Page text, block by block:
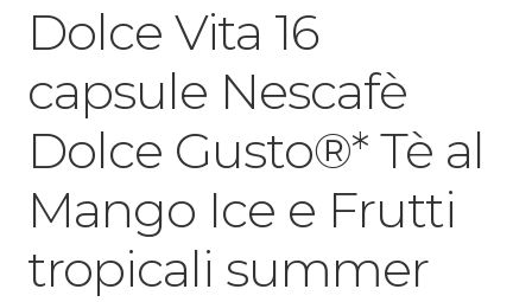
Dolce Vita 16
capsule Nescafè
Dolce Gusto®* Tè al
Mango Ice e Frutti
tropicali summer